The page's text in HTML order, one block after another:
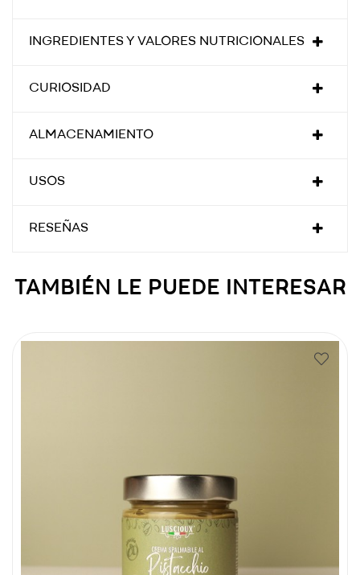
INGREDIENTES Y VALORES NUTRICIONALES
CURIOSIDAD
ALMACENAMIENTO
USOS
RESEÑAS
TAMBIÉN LE PUEDE INTERESAR